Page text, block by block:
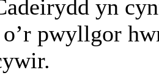
yn
pwyllgor